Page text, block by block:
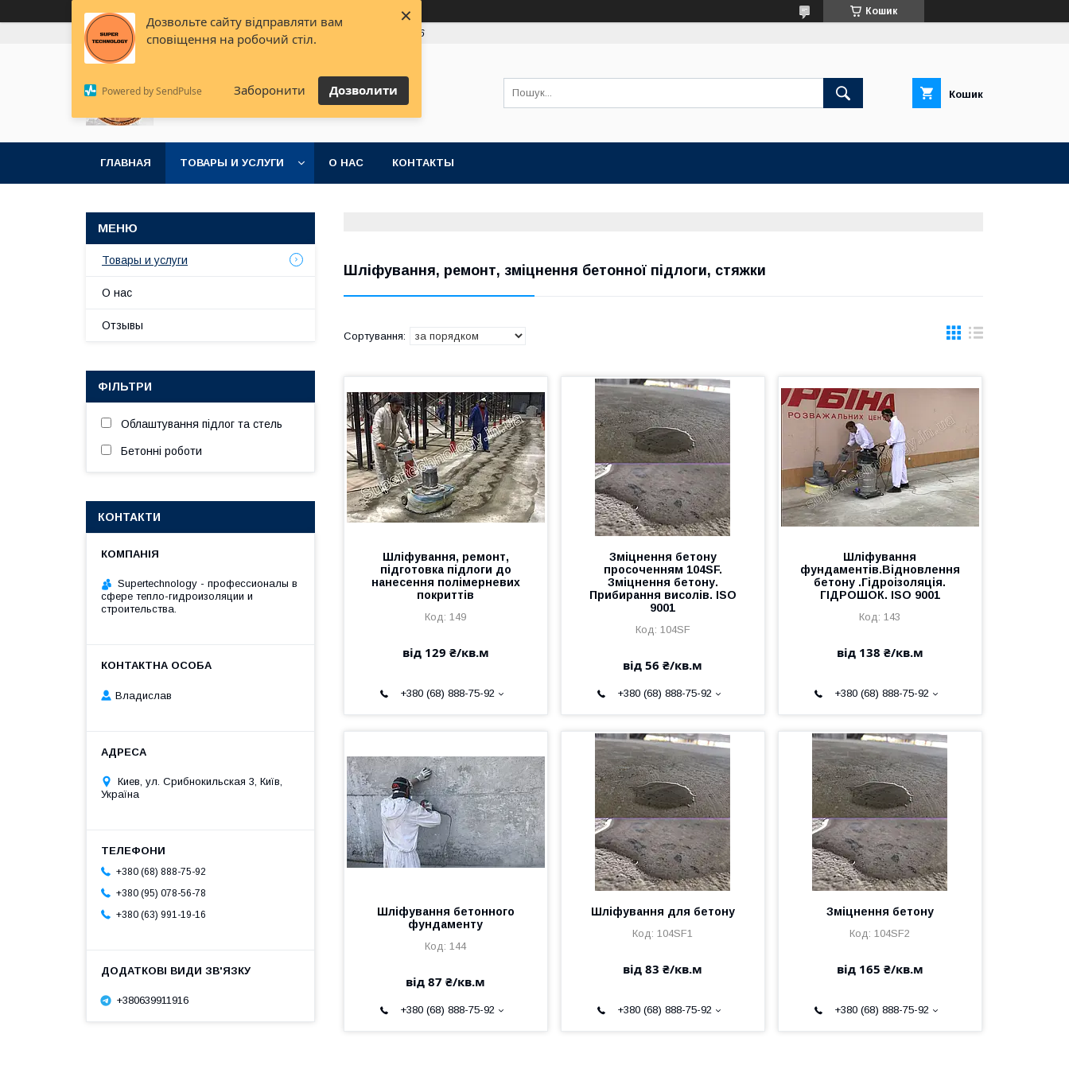
Дозвольте сайту відправляти вам
сповіщення на робочий стіл.
Powered by SendPulse Заборонити Дозволити
× Кошик
+380 (68) 888-75-92 +380 (95) 078-56-78 +380 (63) 991-19-16
Супер решения для супер
Кошик
ГЛАВНАЯ ТОВАРЫ И УСЛУГИ О НАС КОНТАКТЫ
Шліфування, ремонт, зміцнення бетонної підлоги, стяжки
Шліфування, ремонт,
підготовка підлоги до
нанесення полімерневих
покриттів
149
від 129 ₴/кв.м
+380 (68) 888-75-92
Зміцнення бетону
просоченням 104SF.
Зміцнення бетону.
Прибирання висолів. ISO
9001
104SF
від 56 ₴/кв.м
+380 (68) 888-75-92
Шліфування
фундаментів.Відновлення
бетону .Гідроізоляція.
ГІДРОШОК. ISO 9001
143
від 138 ₴/кв.м
+380 (68) 888-75-92
Шліфування бетонного
фундаменту
144
від 87 ₴/кв.м
+380 (68) 888-75-92
Шліфування для бетону
104SF1
від 83 ₴/кв.м
+380 (68) 888-75-92
Зміцнення бетону
104SF2
від 165 ₴/кв.м
+380 (68) 888-75-92
Товары и услуги
О нас
Отзывы
ФІЛЬТРИ
Облаштування підлог та стель
Бетонні роботи
КОНТАКТИ
Supertechnology - профессионалы в
сфере тепло-гидроизоляции и
строительства.
Владислав
Киев, ул. Срибнокильская 3, Київ,
Україна
+380 (68) 888-75-92
+380 (95) 078-56-78
+380 (63) 991-19-16
+380639911916